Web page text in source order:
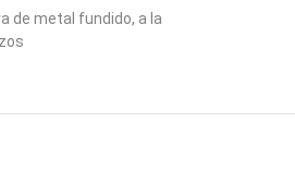
de metal fundido, a la